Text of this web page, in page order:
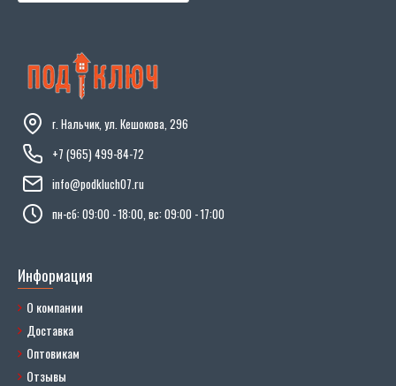
г. Нальчик, ул. Кешокова, 296
+7 (965) 499-84-72
info@podkluch07.ru
пн-сб: 09:00 - 18:00, вс: 09:00 - 17:00
Информация
О компании
Доставка
Оптовикам
Отзывы